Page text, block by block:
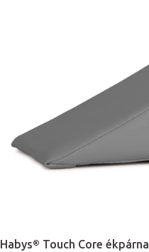
Habys® Touch Core ékpárna